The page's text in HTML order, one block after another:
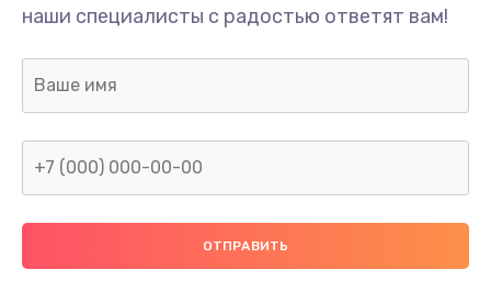
наши специалисты с радостью ответят вам!